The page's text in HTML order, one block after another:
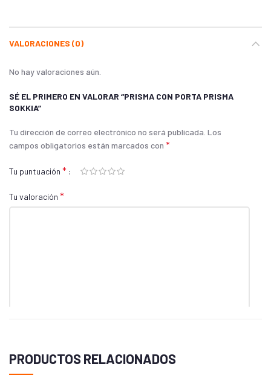
VALORACIONES (0)
No hay valoraciones aún.
SÉ EL PRIMERO EN VALORAR “PRISMA CON PORTA PRISMA
SOKKIA”
Tu dirección de correo electrónico no será publicada. Los
campos obligatorios están marcados con *
Tu puntuación *
Tu valoración *
PRODUCTOS RELACIONADOS